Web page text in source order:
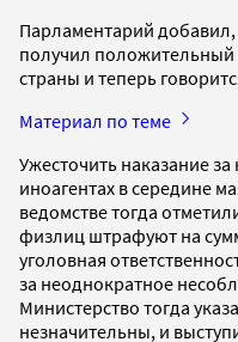
Парламентарий добавил,
получил положительный
страны и теперь
Материал по теме
Ужесточить наказание
иноагентах в середине
ведомстве тогда
физлиц штрафуют на
уголовная
за неоднократное
Министерство тогда
незначительны, и